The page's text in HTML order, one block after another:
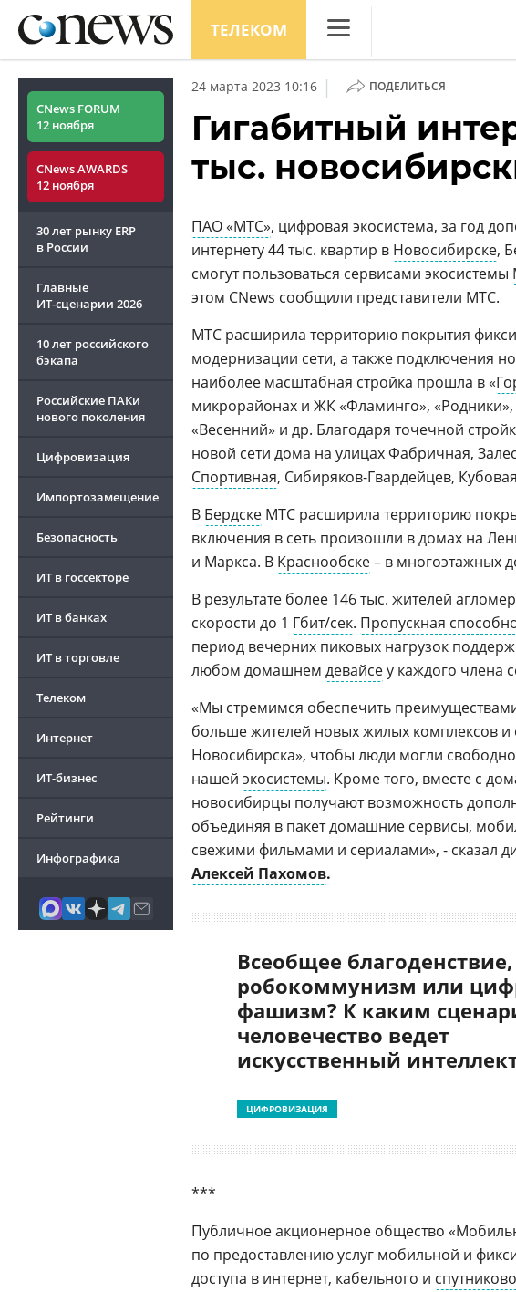
ТЕЛЕКОМ
Аналитика
Конференции
Маркет
ТВ
CNews FORUM
12 ноября
CNews AWARDS
12 ноября
30 лет рынку ERP
в России
Главные
ИТ-сценарии 2026
10 лет российского
бэкапа
Российские ПАКи
нового поколения
Цифровизация
Импортозамещение
Безопасность
ИТ в госсекторе
ИТ в банках
ИТ в торговле
Телеком
Интернет
ИТ-бизнес
Рейтинги
Инфографика
24 марта 2023 10:16 | ПОДЕЛИТЬСЯ
Гигабитный
тыс.
ПАО «МТС», цифровая экосистема, за год
интернету 44 тыс. квартир в Новосибирске,
смогут пользоваться сервисами экосистемы
этом CNews сообщили представители МТС.
МТС расширила территорию покрытия
модернизации сети, а также подключения
наиболее масштабная стройка прошла в «
микрорайонах и ЖК «Фламинго»,
«Весенний» и др. Благодаря точечной
новой сети дома на улицах Фабричная,
Спортивная, Сибиряков-Гвардейцев,
В Бердске МТС расширила территорию
включения в сеть произошли в домах на
и Маркса. В Краснообске– в многоэтажных
В результате более 146 тыс. жителей
скорости до 1 Гбит/сек. Пропускная
период вечерних пиковых нагрузок
любом домашнем девайсеу каждого члена
«Мы стремимся обеспечить
больше жителей новых жилых комплексов
Новосибирска», чтобы люди могли
нашей экосистемы. Кроме того, вместе с
новосибирцы получают возможность
объединяя в пакет домашние сервисы,
свежими фильмами и сериалами», - сказал
Алексей Пахомов.
Всеобщее благоденствие,
робокоммунизм или
фашизм? К каким
человечество ведет
искусственный
ЦИФРОВИЗАЦИЯ
***
Публичное акционерное общество
по предоставлению услуг мобильной и
доступа в интернет, кабельного и